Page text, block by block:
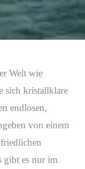
Welt wie
sich kristallklare
endlosen,
von einem
gibt es nur im